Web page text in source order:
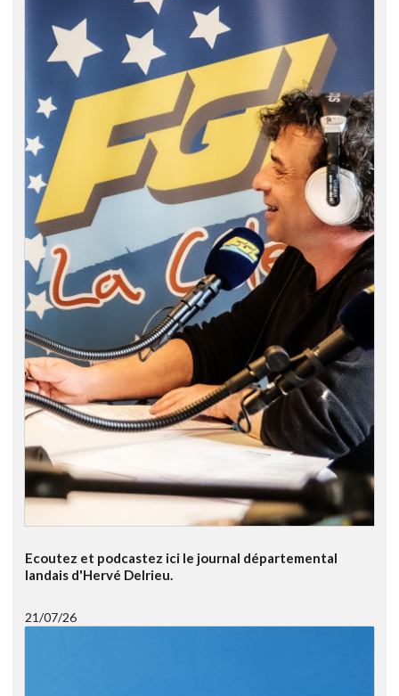
Ecoutez et podcastez ici le journal départemental
landais d'Hervé Delrieu.
21/07/26